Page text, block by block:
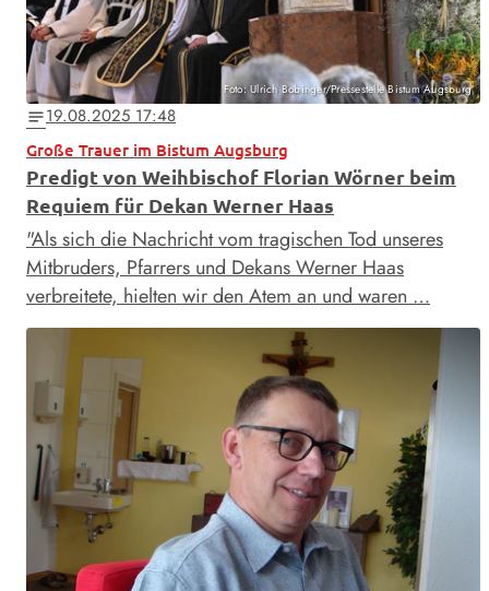
Foto: Ulrich Bobinger/Pressestelle Bistum Augsburg
notes19.08.2025 17:48
Große Trauer im Bistum Augsburg
Predigt von Weihbischof Florian Wörner beim
Requiem für Dekan Werner Haas
"Als sich die Nachricht vom tragischen Tod unseres
Mitbruders, Pfarrers und Dekans Werner Haas
verbreitete, hielten wir den Atem an und waren …